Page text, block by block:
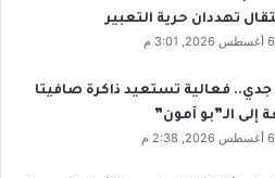
تهددان حرية التعبير
جدي.. فعالية تستعيد ذاكرة صافيتا
إلى الـ”بو آمون”